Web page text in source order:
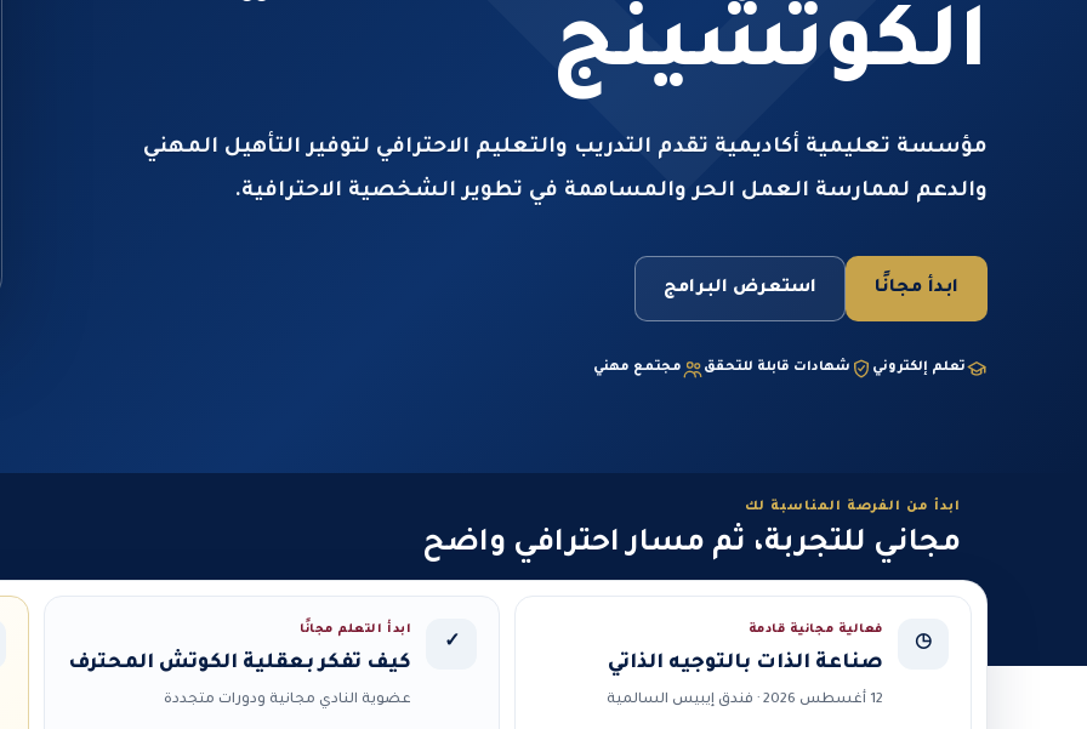
الكوتشينج
مؤسسة تعليمية أكاديمية تقدم التدريب والتعليم الاحترافي لتوفير التأهيل المهني
والدعم لممارسة العمل الحر والمساهمة في تطوير الشخصية الاحترافية.
ابدأ مجانًا استعرض البرامج
تعلم إلكتروني شهادات قابلة للتحقق مجتمع مهني
ابدأ من الفرصة المناسبة لك
مجاني للتجربة، ثم مسار احترافي واضح
◷
فعالية مجانية قادمة
صناعة الذات بالتوجيه الذاتي
12 أغسطس 2026 · فندق إيبيس السالمية
✓
ابدأ التعلم مجانًا
كيف تفكر بعقلية الكوتش المحترف
عضوية النادي مجانية ودورات متجددة